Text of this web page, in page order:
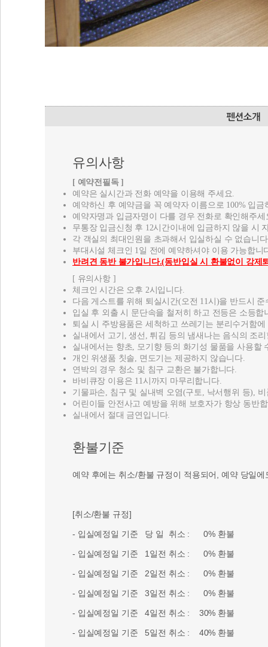
유의사항
[ 예약전필독 ]
예약은 실시간과 전화 예약을 이용해 주세요.
예약하신 후 예약금을 꼭 예약자 이름으로 100% 입금
예약자명과 입금자명이 다를 경우 전화로 확인해주세
무통장 입금신청 후 12시간이내에 입금하지 않을 시
각 객실의 최대인원을 초과해서 입실하실 수 없습니
부대시설 체크인 1일 전에 예약하셔야 이용 가능합니
반려견 동반 불가입니다.(동반입실 시 환불없이 강제
[ 유의사항 ]
체크인 시간은 오후 2시입니다.
다음 게스트를 위해 퇴실시간(오전 11시)을 반드시
입실 후 외출 시 문단속을 철저히 하고 전등은 소등
퇴실 시 주방용품은 세척하고 쓰레기는 분리수거함
실내에서 고기, 생선, 튀김 등의 냄새나는 음식의 조
실내에서는 향초, 모기향 등의 화기성 물품을 사용할
개인 위생품 칫솔, 면도기는 제공하지 않습니다.
연박의 경우 청소 및 침구 교환은 불가합니다.
바비큐장 이용은 11시까지 마무리합니다.
기물파손, 침구 및 실내벽 오염(구토, 낙서행위 등),
어린이들 안전사고 예방을 위해 보호자가 항상 동반
실내에서 절대 금연입니다.
환불기준
예약 후에는 취소/환불 규정이 적용되어, 예약 당일
[취소/환불 규정]
- 입실예정일 기준 당 일 취소 : 0% 환불
- 입실예정일 기준 1일전 취소 : 0% 환불
- 입실예정일 기준 2일전 취소 : 0% 환불
- 입실예정일 기준 3일전 취소 : 0% 환불
- 입실예정일 기준 4일전 취소 : 30% 환불
- 입실예정일 기준 5일전 취소 : 40% 환불